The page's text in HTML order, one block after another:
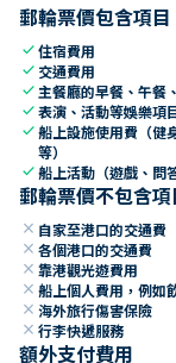
郵輪票價包含項目
check住宿費用
check 交通費用
check 主餐廳的早餐、午餐
check表演、活動等娛樂項
check船上設施使用費（健
等）
check船上活動（遊戲、問
郵輪票價不包含項
close 自家至港口的交通費
close 各個港口的交通費
close 靠港觀光遊費用
close 船上個人費用，例如
close 海外旅行傷害保險
close 行李快遞服務
額外支付費用